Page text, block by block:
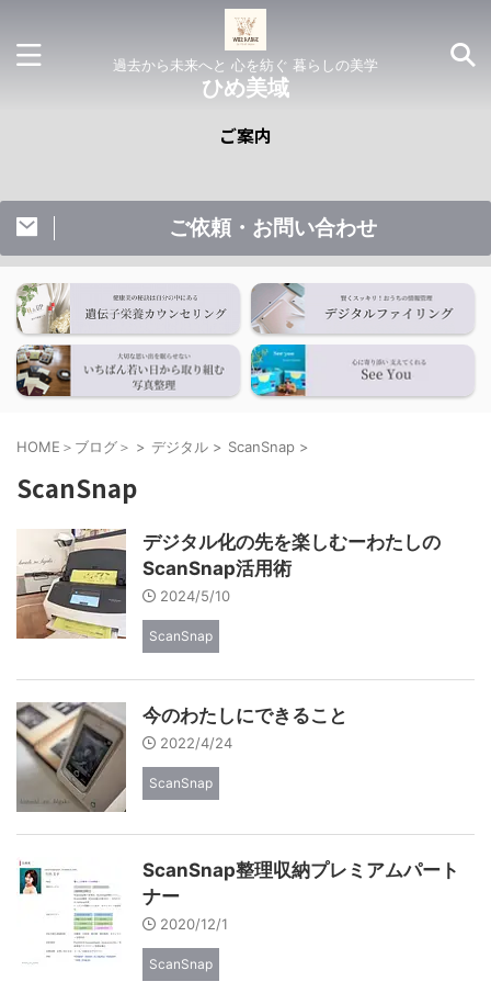
過去から未来へと 心を紡ぐ 暮らしの美学
ひめ美域
ご案内
ご依頼・お問い合わせ
HOME＞ブログ＞ > デジタル > ScanSnap >
ScanSnap
デジタル化の先を楽しむーわたしの
ScanSnap活用術
2024/5/10
ScanSnap
今のわたしにできること
2022/4/24
ScanSnap
ScanSnap整理収納プレミアムパート
ナー
2020/12/1
ScanSnap